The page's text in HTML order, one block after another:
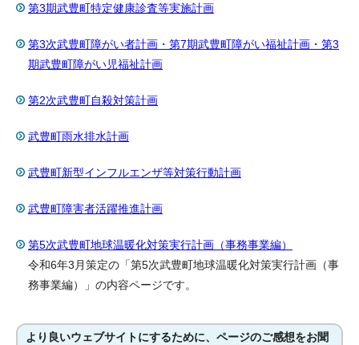
第3期武豊町特定健康診査等実施計画
第3次武豊町障がい者計画・第7期武豊町障がい福祉計画・第3
期武豊町障がい児福祉計画
第2次武豊町自殺対策計画
武豊町雨水排水計画
武豊町新型インフルエンザ等対策行動計画
武豊町障害者活躍推進計画
第5次武豊町地球温暖化対策実行計画（事務事業編）
令和6年3月策定の「第5次武豊町地球温暖化対策実行計画（事
務事業編）」の内容ページです。
より良いウェブサイトにするために、ページのご感想をお聞